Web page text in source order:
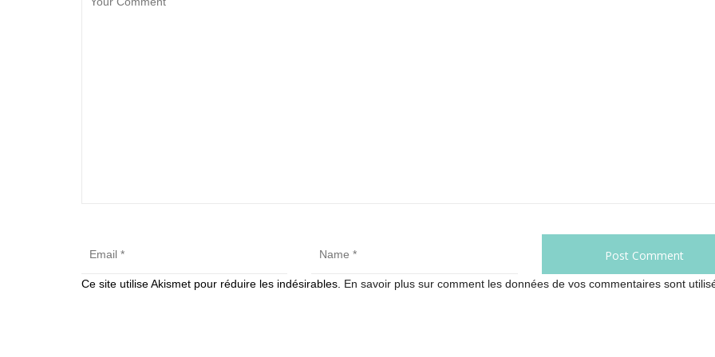
Ce site utilise Akismet pour réduire les indésirables. En savoir plus sur comment les données de vos commentaires sont